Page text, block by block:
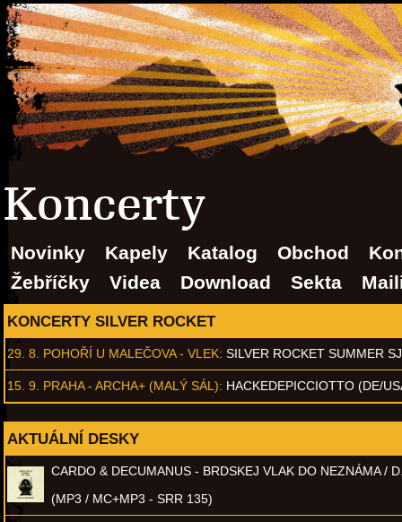
Koncerty
Novinky Kapely Katalog Obchod
Žebříčky
Videa Download Sekta
KONCERTY SILVER ROCKET
29. 8. POHOŘÍ U MALEČOVA - VLEK: SILVER ROCKET SUMMER
15. 9. PRAHA - ARCHA+ (MALÝ SÁL): HACKEDEPICCIOTTO (DE/
AKTUÁLNÍ DESKY
CARDO & DECUMANUS - BRDSKEJ VLAK DO NEZNÁMA /
(MP3 / MC+MP3 - SRR 135)